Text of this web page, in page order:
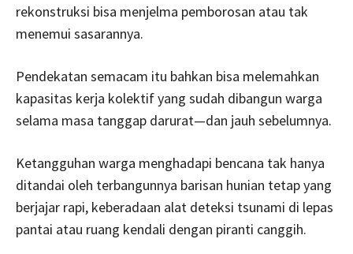
rekonstruksi bisa menjelma pemborosan atau tak
menemui sasarannya.
Pendekatan semacam itu bahkan bisa melemahkan
kapasitas kerja kolektif yang sudah dibangun warga
selama masa tanggap darurat—dan jauh sebelumnya.
Ketangguhan warga menghadapi bencana tak hanya
ditandai oleh terbangunnya barisan hunian tetap yang
berjajar rapi, keberadaan alat deteksi tsunami di lepas
pantai atau ruang kendali dengan piranti canggih.